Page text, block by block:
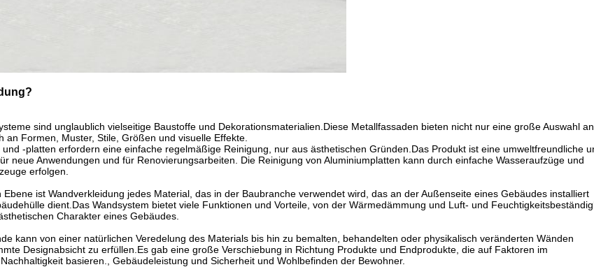
sind unglaublich vielseitige Baustoffe und Dekorationsmaterialien.Diese Metallfassaden bieten nicht nur eine große Auswahl an
an Formen, Muster, Stile, Größen und visuelle Effekte.
-platten erfordern eine einfache regelmäßige Reinigung, nur aus ästhetischen Gründen.Das Produkt ist eine umweltfreundliche
neue Anwendungen und für Renovierungsarbeiten. Die Reinigung von Aluminiumplatten kann durch einfache Wasseraufzüge und
erfolgen.
ist Wandverkleidung jedes Material, das in der Baubranche verwendet wird, das an der Außenseite eines Gebäudes installiert
dient.Das Wandsystem bietet viele Funktionen und Vorteile, von der Wärmedämmung und Luft- und
Charakter eines Gebäudes.
kann von einer natürlichen Veredelung des Materials bis hin zu bemalten, behandelten oder physikalisch veränderten Wänden
Designabsicht zu erfüllen.Es gab eine große Verschiebung in Richtung Produkte und Endprodukte, die auf Faktoren im
basieren., Gebäudeleistung und Sicherheit und Wohlbefinden der Bewohner.